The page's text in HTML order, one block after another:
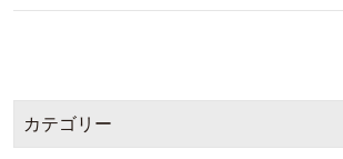
カテゴリー